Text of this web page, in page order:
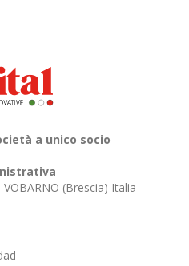
a unico socio
(Brescia) Italia